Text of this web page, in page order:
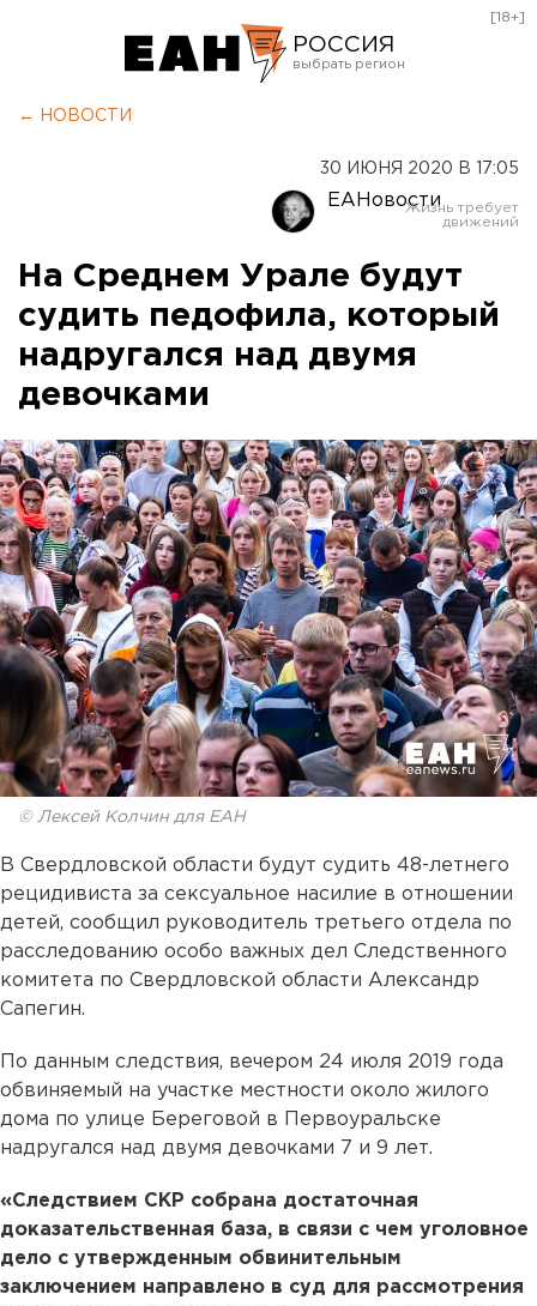
РОССИЯ
Оренбург
[18+]
← НОВОСТИ
30 ИЮНЯ 2020 В 17:05
ЕАНовости
На Среднем Урале будут
судить педофила, который
надругался над двумя
девочками
© Лексей Колчин для ЕАН
В Свердловской области будут судить 48-летнего
рецидивиста за сексуальное насилие в отношении
детей, сообщил руководитель третьего отдела по
расследованию особо важных дел Следственного
комитета по Свердловской области Александр
Сапегин.
По данным следствия, вечером 24 июля 2019 года
обвиняемый на участке местности около жилого
дома по улице Береговой в Первоуральске
надругался над двумя девочками 7 и 9 лет.
«Следствием СКР собрана достаточная
доказательственная база, в связи с чем уголовное
дело с утвержденным обвинительным
заключением направлено в суд для рассмотрения